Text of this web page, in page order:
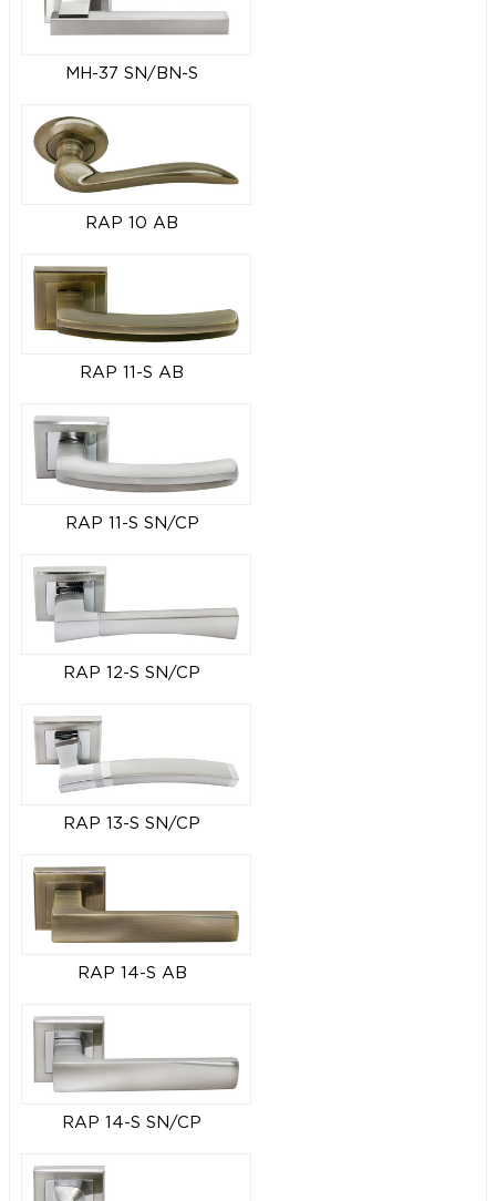
MH-37 SN/BN-S
RAP 10 AB
RAP 11-S AB
RAP 11-S SN/CP
RAP 12-S SN/CP
RAP 13-S SN/CP
RAP 14-S AB
RAP 14-S SN/CP